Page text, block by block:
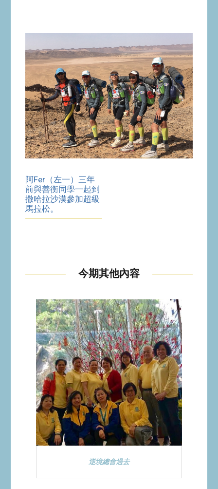
阿Fer（左一）三年
前與善衡同學一起到
撒哈拉沙漠參加超級
馬拉松。
今期其他內容
逆境總會過去